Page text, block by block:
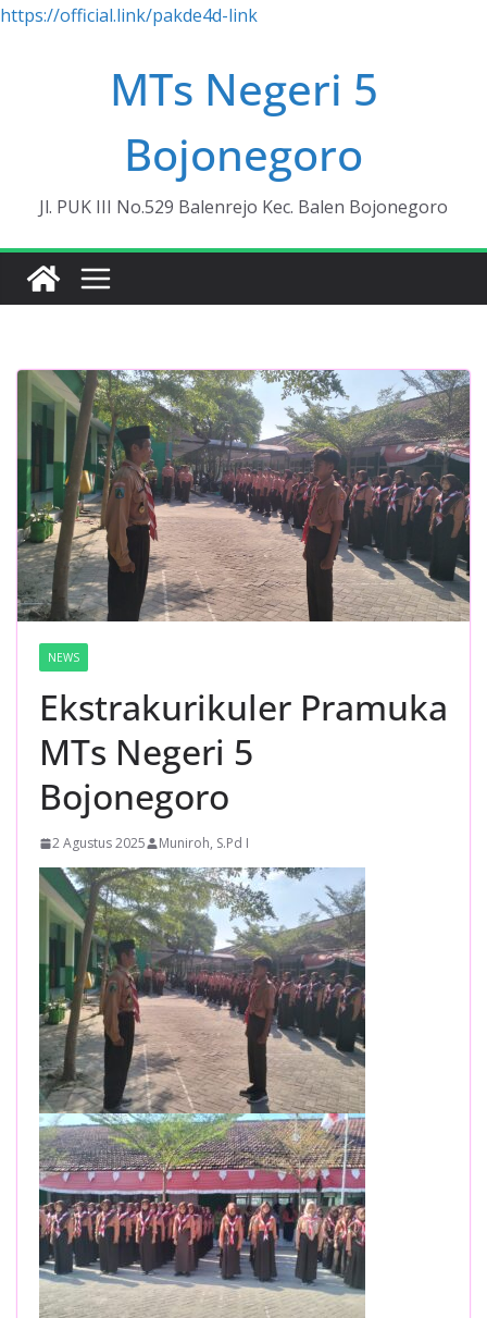
https://official.link/pakde4d-link
MTs Negeri 5
Bojonegoro
Jl. PUK III No.529 Balenrejo Kec. Balen Bojonegoro
NEWS
Ekstrakurikuler Pramuka
MTs Negeri 5
Bojonegoro
2 Agustus 2025 Muniroh, S.Pd I